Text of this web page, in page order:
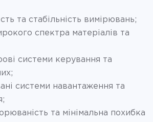
та стабільність вимірювань;
спектра матеріалів та
системи керування та
системи навантаження та
та мінімальна похибка